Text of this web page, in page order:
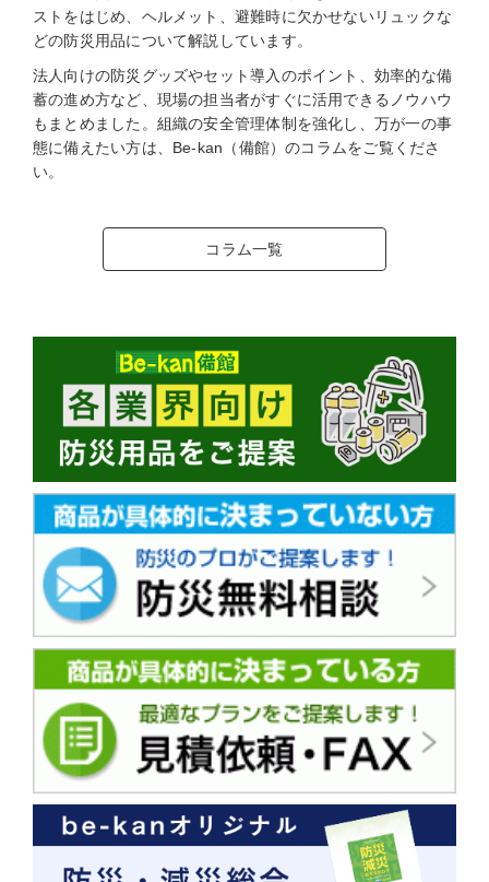
ストをはじめ、ヘルメット、避難時に欠かせないリュックな
どの防災用品について解説しています。
法人向けの防災グッズやセット導入のポイント、効率的な備
蓄の進め方など、現場の担当者がすぐに活用できるノウハウ
もまとめました。組織の安全管理体制を強化し、万が一の事
態に備えたい方は、Be-kan（備館）のコラムをご覧くださ
い。
コラム一覧